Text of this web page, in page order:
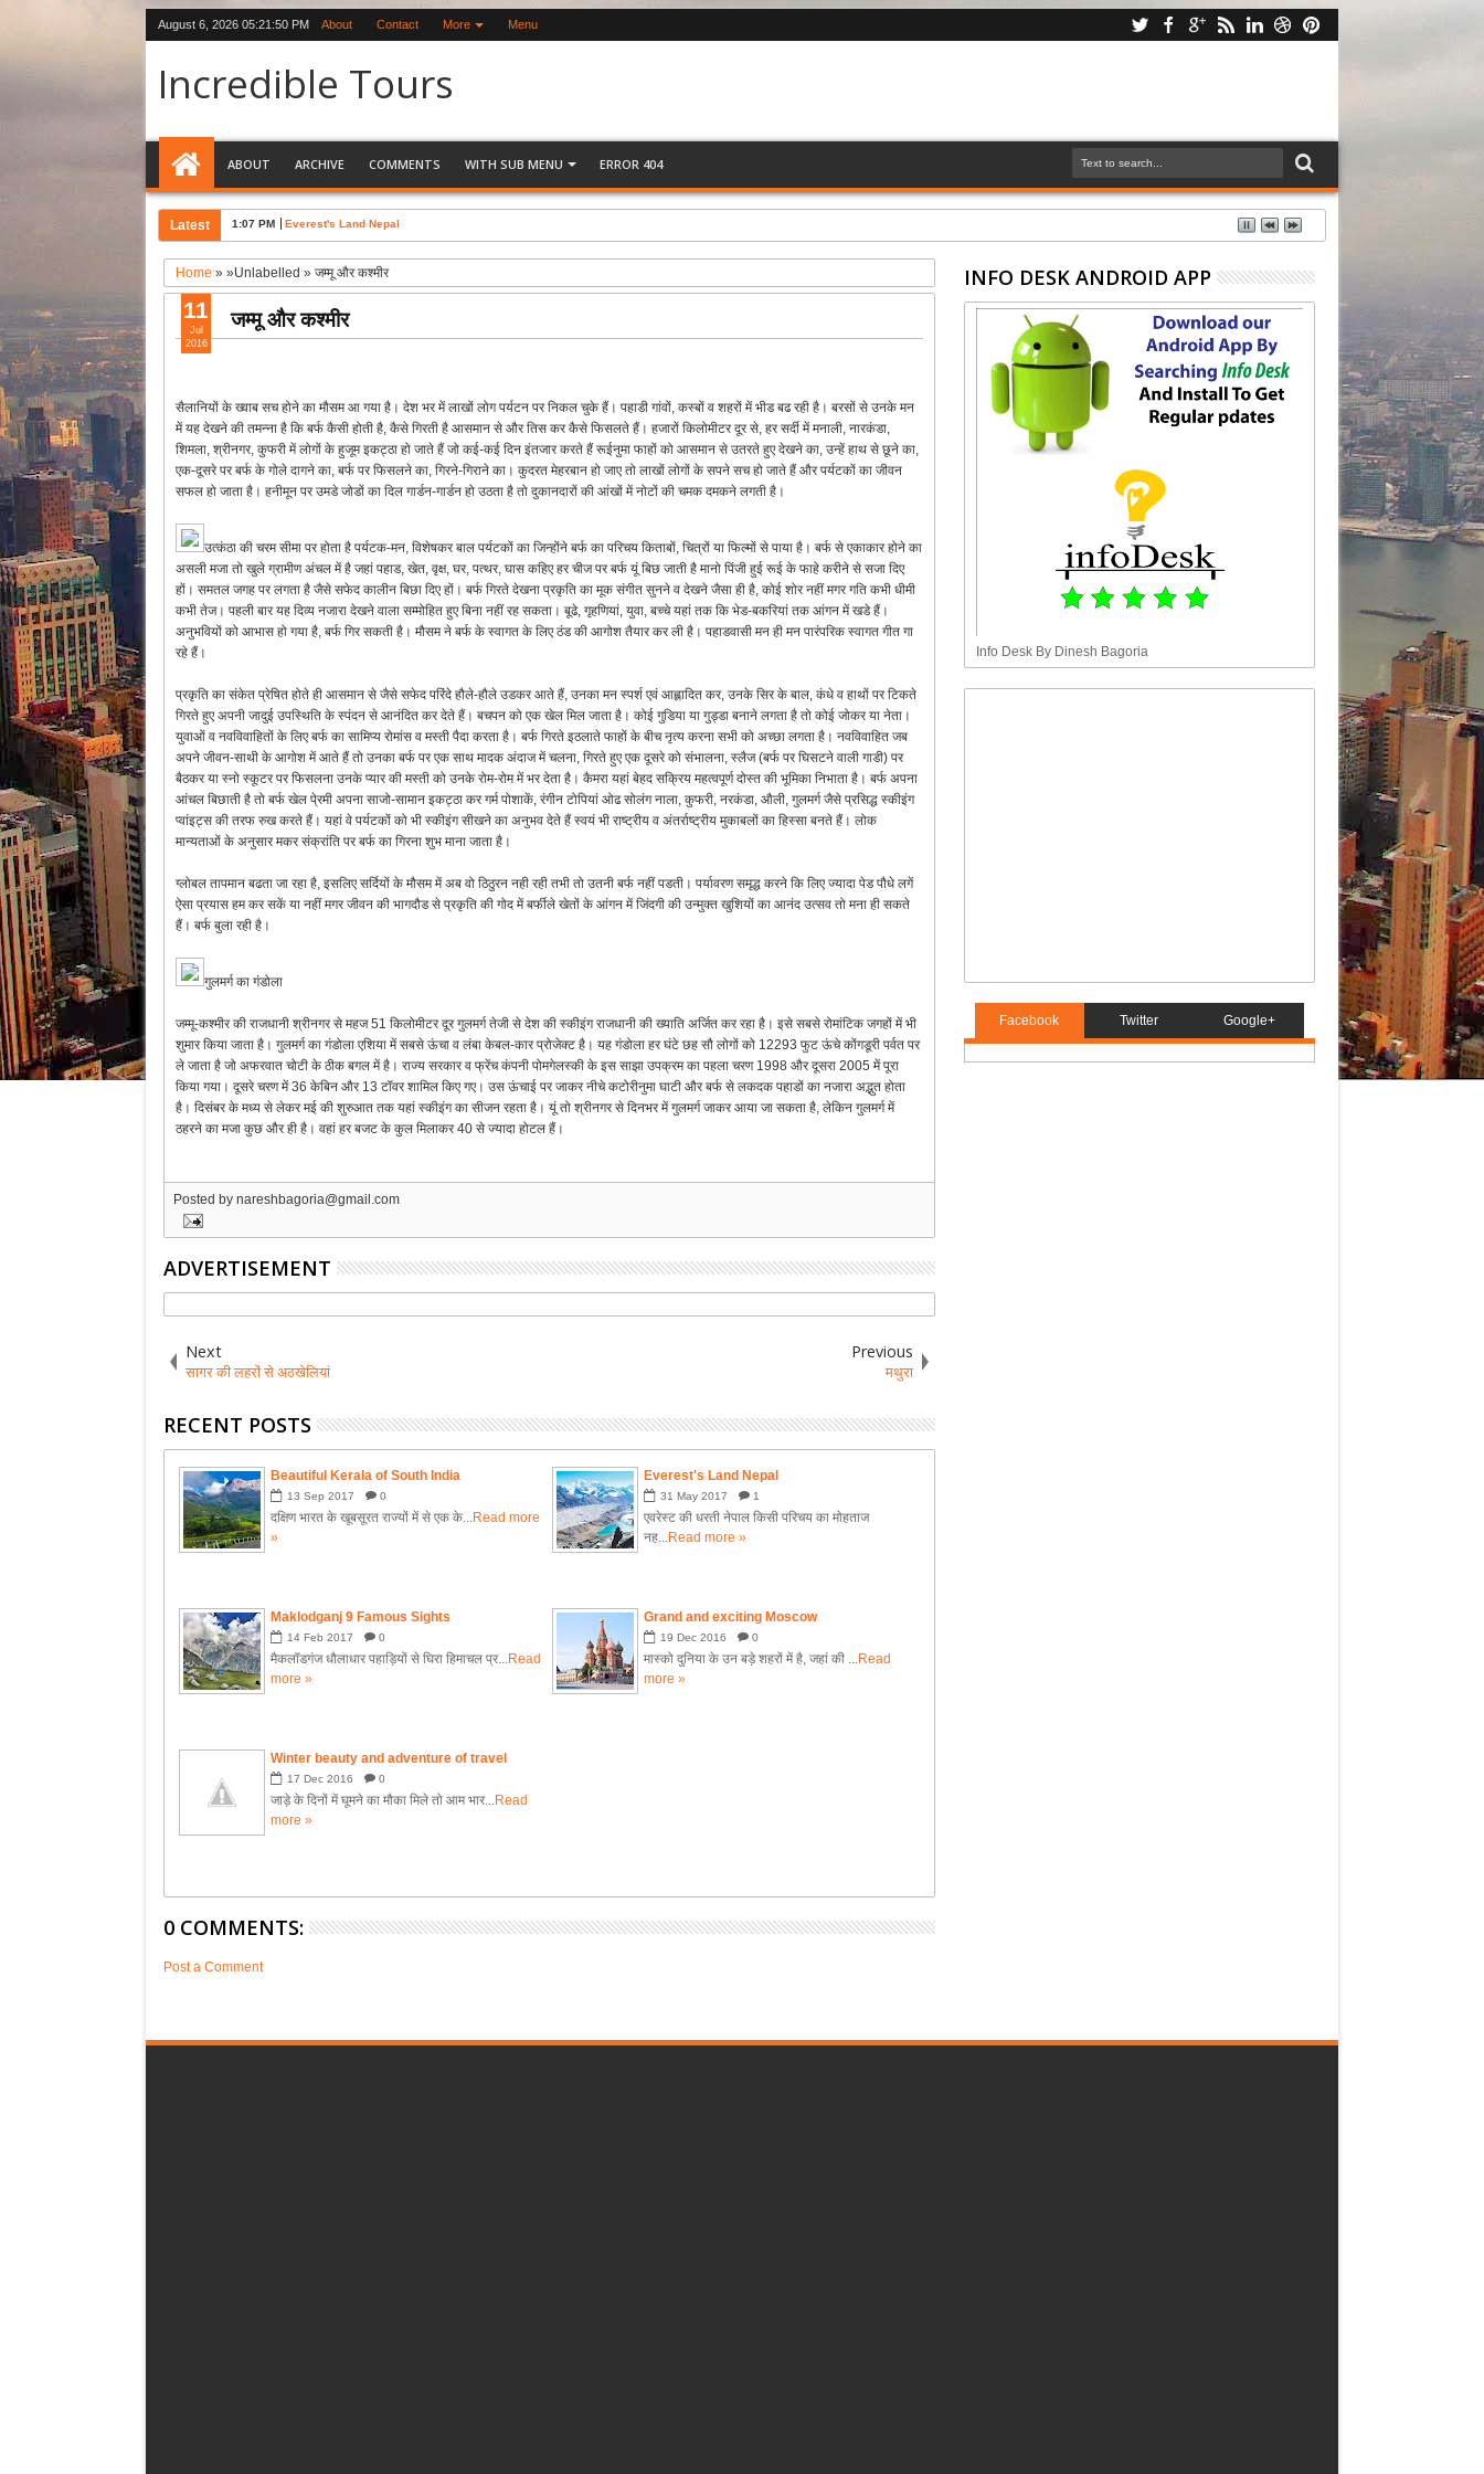
August 6, 2026 05:21:50 PM About Contact More Menu
Incredible Tours
ABOUT ARCHIVE COMMENTS WITH SUB MENU ERROR 404
Latest 1:07 PM Everest's Land Nepal
Home » »Unlabelled »जम्मू और कश्मीर
जम्मू और कश्मीर
सैलानियों के ख्वाब सच होने का मौसम आ गया है। देश भर में लाखों लोग पर्यटन पर निकल चुके हैं। पहाडी गांवों, कस्बों व शहरों में भीड बढ रही है। बरसों से उनके मन
में यह देखने की तमन्ना है कि बर्फ कैसी होती है, कैसे गिरती है आसमान से और तिस कर कैसे फिसलते हैं। हजारों किलोमीटर दूर से, हर सर्दी में मनाली, नारकंडा,
शिमला, श्रीनगर, कुफरी में लोगों के हुजूम इकट्ठा हो जाते हैं जो कई-कई दिन इंतजार करते हैं रूईनुमा फाहों को आसमान से उतरते हुए देखने का, उन्हें हाथ से छूने का,
एक-दूसरे पर बर्फ के गोले दागने का, बर्फ पर फिसलने का, गिरने-गिराने का। कुदरत मेहरबान हो जाए तो लाखों लोगों के सपने सच हो जाते हैं और पर्यटकों का जीवन
सफल हो जाता है। हनीमून पर उमडे जोडों का दिल गार्डन-गार्डन हो उठता है तो दुकानदारों की आंखों में नोटों की चमक दमकने लगती है।
उत्कंठा की चरम सीमा पर होता है पर्यटक-मन, विशेषकर बाल पर्यटकों का जिन्होंने बर्फ का परिचय किताबों, चित्रों या फिल्मों से पाया है। बर्फ से एकाकार होने का
असली मजा तो खुले ग्रामीण अंचल में है जहां पहाड, खेत, वृक्ष, घर, पत्थर, घास कहिए हर चीज पर बर्फ यूं बिछ जाती है मानो पिंजी हुई रूई के फाहे करीने से सजा दिए
हों। समतल जगह पर लगता है जैसे सफेद कालीन बिछा दिए हों। बर्फ गिरते देखना प्रकृति का मूक संगीत सुनने व देखने जैसा ही है, कोई शोर नहीं मगर गति कभी धीमी
कभी तेज। पहली बार यह दिव्य नजारा देखने वाला सम्मोहित हुए बिना नहीं रह सकता। बूढे, गृहणियां, युवा, बच्चे यहां तक कि भेड-बकरियां तक आंगन में खडे हैं।
अनुभवियों को आभास हो गया है, बर्फ गिर सकती है। मौसम ने बर्फ के स्वागत के लिए ठंड की आगोश तैयार कर ली है। पहाडवासी मन ही मन पारंपरिक स्वागत गीत गा
रहे हैं।
प्रकृति का संकेत प्रेषित होते ही आसमान से जैसे सफेद परिंदे हौले-हौले उडकर आते हैं, उनका मन स्पर्श एवं आह्लादित कर, उनके सिर के बाल, कंधे व हाथों पर टिकते
गिरते हुए अपनी जादुई उपस्थिति के स्पंदन से आनंदित कर देते हैं। बचपन को एक खेल मिल जाता है। कोई गुडिया या गुड्डा बनाने लगता है तो कोई जोकर या नेता।
युवाओं व नवविवाहितों के लिए बर्फ का सामिप्य रोमांस व मस्ती पैदा करता है। बर्फ गिरते इठलाते फाहों के बीच नृत्य करना सभी को अच्छा लगता है। नवविवाहित जब
अपने जीवन-साथी के आगोश में आते हैं तो उनका बर्फ पर एक साथ मादक अंदाज में चलना, गिरते हुए एक दूसरे को संभालना, स्लैज (बर्फ पर घिसटने वाली गाडी) पर
बैठकर या स्नो स्कूटर पर फिसलना उनके प्यार की मस्ती को उनके रोम-रोम में भर देता है। कैमरा यहां बेहद सक्रिय महत्वपूर्ण दोस्त की भूमिका निभाता है। बर्फ अपना
आंचल बिछाती है तो बर्फ खेल पे्रमी अपना साजो-सामान इकट्ठा कर गर्म पोशाकें, रंगीन टोपियां ओढ सोलंग नाला, कुफरी, नरकंडा, औली, गुलमर्ग जैसे प्रसिद्ध स्कीइंग
प्वांइट्स की तरफ रुख करते हैं। यहां वे पर्यटकों को भी स्कीइंग सीखने का अनुभव देते हैं स्वयं भी राष्ट्रीय व अंतर्राष्ट्रीय मुकाबलों का हिस्सा बनते हैं। लोक
मान्यताओं के अनुसार मकर संक्रांति पर बर्फ का गिरना शुभ माना जाता है।
ग्लोबल तापमान बढता जा रहा है, इसलिए सर्दियों के मौसम में अब वो ठिठुरन नही रही तभी तो उतनी बर्फ नहीं पडती। पर्यावरण समृद्ध करने कि लिए ज्यादा पेड पौधे लगें
ऐसा प्रयास हम कर सकें या नहीं मगर जीवन की भागदौड से प्रकृति की गोद में बर्फीले खेतों के आंगन में जिंदगी की उन्मुक्त खुशियों का आनंद उत्सव तो मना ही सकते
हैं। बर्फ बुला रही है।
गुलमर्ग का गंडोला
जम्मू-कश्मीर की राजधानी श्रीनगर से महज 51 किलोमीटर दूर गुलमर्ग तेजी से देश की स्कीइंग राजधानी की ख्याति अर्जित कर रहा है। इसे सबसे रोमांटिक जगहों में भी
शुमार किया जाता है। गुलमर्ग का गंडोला एशिया में सबसे ऊंचा व लंबा केबल-कार प्रोजेक्ट है। यह गंडोला हर घंटे छह सौ लोगों को 12293 फुट ऊंचे कोंगडूरी पर्वत पर
ले जाता है जो अफरवात चोटी के ठीक बगल में है। राज्य सरकार व फ्रेंच कंपनी पोमगेलस्की के इस साझा उपक्रम का पहला चरण 1998 और दूसरा 2005 में पूरा
किया गया। दूसरे चरण में 36 केबिन और 13 टॉवर शामिल किए गए। उस ऊंचाई पर जाकर नीचे कटोरीनुमा घाटी और बर्फ से लकदक पहाडों का नजारा अद्भुत होता
है। दिसंबर के मध्य से लेकर मई की शुरुआत तक यहां स्कीइंग का सीजन रहता है। यूं तो श्रीनगर से दिनभर में गुलमर्ग जाकर आया जा सकता है, लेकिन गुलमर्ग में
ठहरने का मजा कुछ और ही है। वहां हर बजट के कुल मिलाकर 40 से ज्यादा होटल हैं।
11
Jul
2016
Posted bynareshbagoria@gmail.com
ADVERTISEMENT
Next
सागर की लहरों से अठखेलियां
Previous
मथुरा
RECENT POSTS
Beautiful Kerala of South India
13 Sep 2017 0
दक्षिण भारत के खूबसूरत राज्यों में से एक के...Read more
»
Everest's Land Nepal
31 May 2017 1
एवरेस्ट की धरती नेपाल किसी परिचय का मोहताज
नह...Read more »
Maklodganj 9 Famous Sights
14 Feb 2017 0
मैकलॉडगंज धौलाधार पहाड़ियों से घिरा हिमाचल प्र...Read
more »
Grand and exciting Moscow
19 Dec 2016 0
मास्को दुनिया के उन बड़े शहरों में है, जहां की ...Read
more »
Winter beauty and adventure of travel
17 Dec 2016 0
जाड़े के दिनों में घूमने का मौका मिले तो आम भार...Read
more »
0 COMMENTS:
Post a Comment
INFO DESK ANDROID APP
Info Desk By Dinesh Bagoria
Facebook Twitter Google+